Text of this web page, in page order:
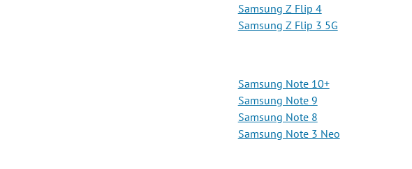
Samsung Z Flip 4
Samsung Z Flip 3 5G
Samsung Note 10+
Samsung Note 9
Samsung Note 8
Samsung Note 3 Neo